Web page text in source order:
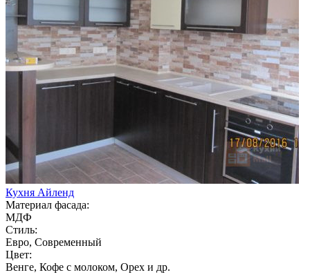
Кухня Айленд
Материал фасада:
МДФ
Стиль:
Евро, Современный
Цвет:
Венге, Кофе с молоком, Орех и др.